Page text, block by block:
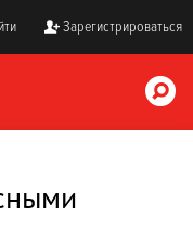
Зарегистрироваться